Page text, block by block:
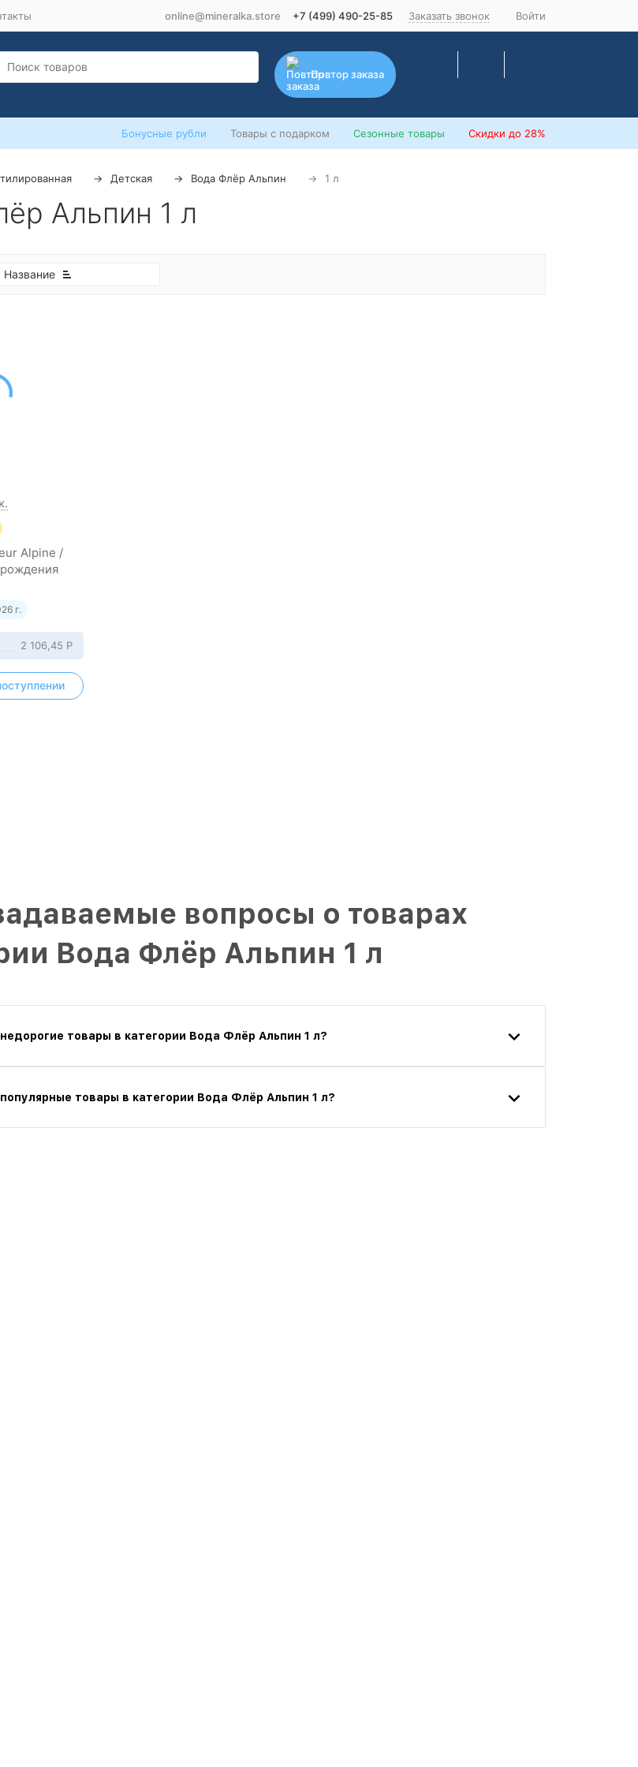
online@mineralka.store +7 (499) 490-25-85 Заказать звонок Войти
Повтор заказа
Бонусные рубли Товары с подарком Сезонные товары Скидки до 28%
Детская Вода Флёр Альпин 1 л
Альпин 1 л
Название
Alpine /
г.
2 106,45 Р
вопросы о товарах
Вода Флёр Альпин 1 л
товары в категории Вода Флёр Альпин 1 л?
товары в категории Вода Флёр Альпин 1 л?